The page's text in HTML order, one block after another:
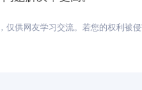
仅供网友学习交流。若您的权利被